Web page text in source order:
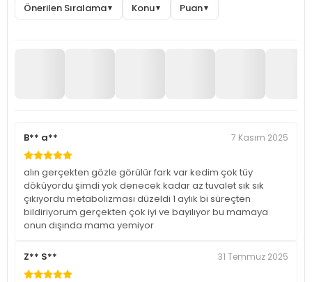
Önerilen Sıralama▼ Konu▼ Puan▼
B** a** 7 Kasım 2025
alın gerçekten gözle görülür fark var kedim çok tüy
döküyordu şimdi yok denecek kadar az tuvalet sık sık
çıkıyordu metabolizması düzeldi 1 aylık bi süreçten
bildiriyorum gerçekten çok iyi ve bayılıyor bu mamaya
onun dışında mama yemiyor
Z** S** 31 Temmuz 2025